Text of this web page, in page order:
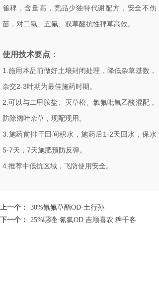
雀稗，含量高，竞品少独特代谢配方，安全不伤
苗，对二氯、五氟、双草醚抗性稗草高效。
使用技术要点：
1.施用本品前做好土壤封闭处理，降低杂草基数，
杂交2-3叶期为最佳施药时期。
2.可以与二甲胺盐、灭草松、氯氟吡氧乙酸混配，
防除阔叶杂草，现配现用。
3.施药前排干田间积水，施药后1-2天回水，保水
5-7天，7天施肥预防反弹。
4.推荐中低抗区域，飞防使用安全。
上一个：
30%氰氟草酯OD-土行孙
下一个：
25%噁唑·氰氟OD 吉顺喜农 稗千客